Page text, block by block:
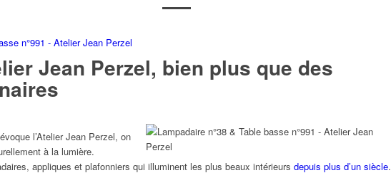
Jean Perzel, bien plus que des
l’Atelier Jean Perzel, on
à la lumière.
appliques et plafonniers qui illuminent les plus beaux intérieurs depuis plus d’un siècle.